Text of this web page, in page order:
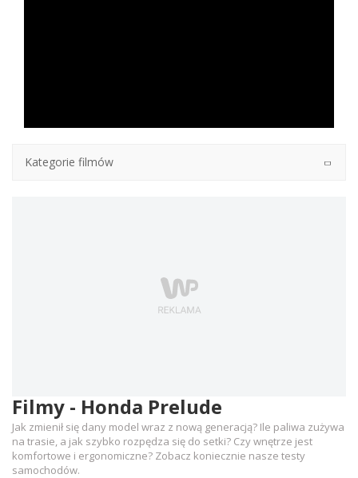
Filmy - Honda Prelude
Jak zmienił się dany model wraz z nową generacją? Ile paliwa zużywa
na trasie, a jak szybko rozpędza się do setki? Czy wnętrze jest
komfortowe i ergonomiczne? Zobacz koniecznie nasze testy
samochodów.
Kategorie filmów